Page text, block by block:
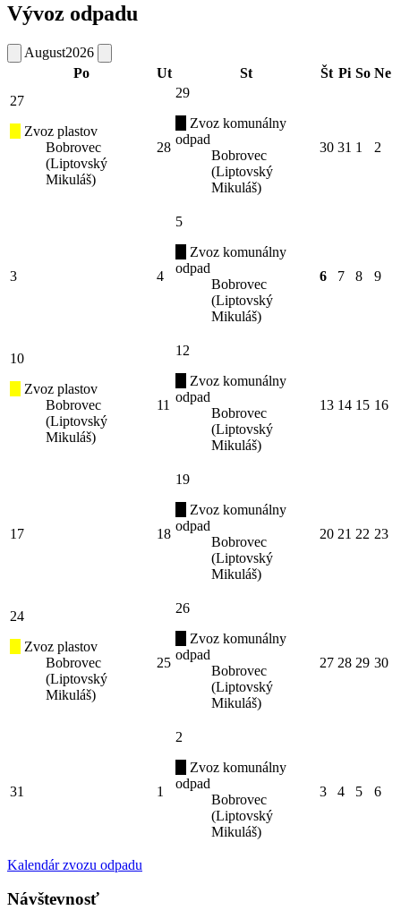
Vývoz odpadu
August2026
Po
Ut St Št Pi So Ne
27
Zvoz plastov
Bobrovec
(Liptovský
Mikuláš)
28
29
Zvoz komunálny
odpad
Bobrovec
(Liptovský
Mikuláš)
30 31 1 2
3 4
5
Zvoz komunálny
odpad
Bobrovec
(Liptovský
Mikuláš)
6 7 8 9
10
Zvoz plastov
Bobrovec
(Liptovský
Mikuláš)
11
12
Zvoz komunálny
odpad
Bobrovec
(Liptovský
Mikuláš)
13 14 15 16
17 18
19
Zvoz komunálny
odpad
Bobrovec
(Liptovský
Mikuláš)
20 21 22 23
24
Zvoz plastov
Bobrovec
(Liptovský
Mikuláš)
25
26
Zvoz komunálny
odpad
Bobrovec
(Liptovský
Mikuláš)
27 28 29 30
31 1
2
Zvoz komunálny
odpad
Bobrovec
(Liptovský
Mikuláš)
3 4 5 6
Kalendár zvozu odpadu
Návštevnosť